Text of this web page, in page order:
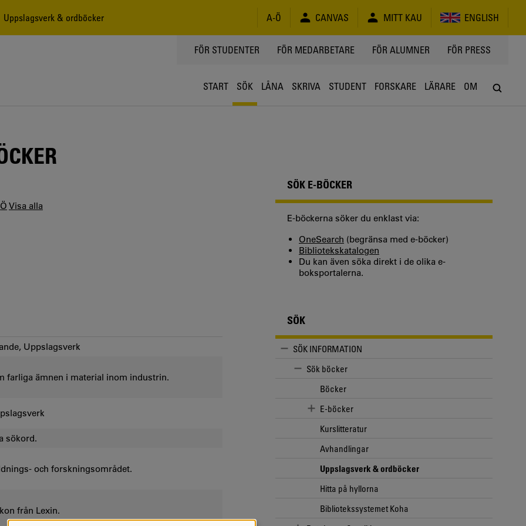
& ordböcker A-Ö CANVAS MITT KAU ENGLISH
TOPPMENY
FÖR STUDENTER FÖR MEDARBETARE FÖR ALUMNER FÖR PRESS
START SÖK LÅNA SKRIVA STUDENT FORSKARE LÄRARE OM
Ö Visa alla
Uppslagsverk
farliga ämnen i material inom industrin.
sökord.
och forskningsområdet.
från Lexin.
SÖK E-BÖCKER
E-böckerna söker du enklast via:
OneSearch (begränsa med e-böcker)
Bibliotekskatalogen
Du kan även söka direkt i de olika e-
boksportalerna.
SÖK
SÖK INFORMATION
Sök böcker
Böcker
E-böcker
Kurslitteratur
Avhandlingar
Uppslagsverk & ordböcker
Hitta på hyllorna
Bibliotekssystemet Koha